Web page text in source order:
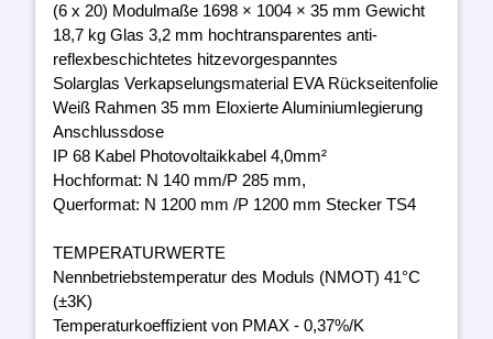
(6 x 20) Modulmaße 1698 × 1004 × 35 mm Gewicht
18,7 kg Glas 3,2 mm hochtransparentes anti-
reflexbeschichtetes hitzevorgespanntes
Solarglas Verkapselungsmaterial EVA Rückseitenfolie
Weiß Rahmen 35 mm Eloxierte Aluminiumlegierung
Anschlussdose
IP 68 Kabel Photovoltaikkabel 4,0mm²
Hochformat: N 140 mm/P 285 mm,
Querformat: N 1200 mm /P 1200 mm Stecker TS4
TEMPERATURWERTE
Nennbetriebstemperatur des Moduls (NMOT) 41°C
(±3K)
Temperaturkoeffizient von PMAX - 0,37%/K